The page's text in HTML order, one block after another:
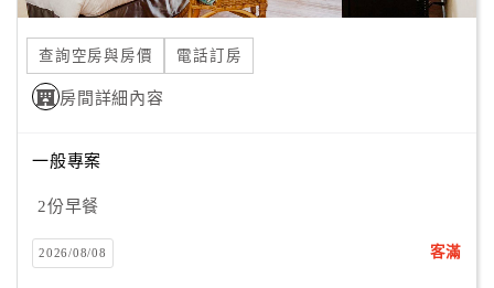
查詢空房與房價 電話訂房
房間詳細內容
一般專案
2份早餐
2026/08/08 客滿